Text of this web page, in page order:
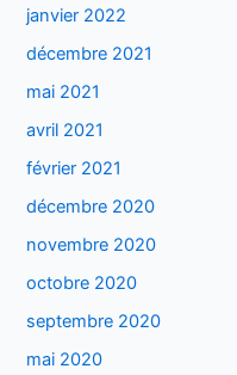
janvier 2022
décembre 2021
mai 2021
avril 2021
février 2021
décembre 2020
novembre 2020
octobre 2020
septembre 2020
mai 2020